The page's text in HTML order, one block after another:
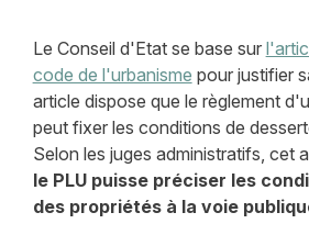
Le Conseil d'Etat se base sur
code de l'urbanisme pour justifier
article dispose que le règlement
peut fixer les conditions de
Selon les juges administratifs, cet
le PLU puisse préciser les
des propriétés à la voie